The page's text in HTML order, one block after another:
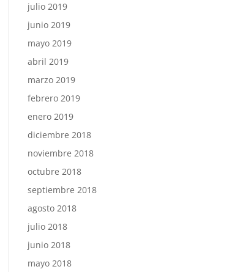
julio 2019
junio 2019
mayo 2019
abril 2019
marzo 2019
febrero 2019
enero 2019
diciembre 2018
noviembre 2018
octubre 2018
septiembre 2018
agosto 2018
julio 2018
junio 2018
mayo 2018